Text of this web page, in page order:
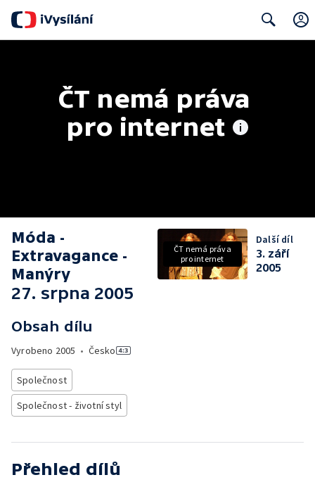
ČT nemá práva
pro internet
Móda -
Extravagance -
Manýry
27. srpna 2005
Obsah dílu
Vyrobeno 2005 • Česko
Společnost
Společnost - životní styl
ČT nemá práva
pro internet
Další díl
3. září
2005
Přehled dílů